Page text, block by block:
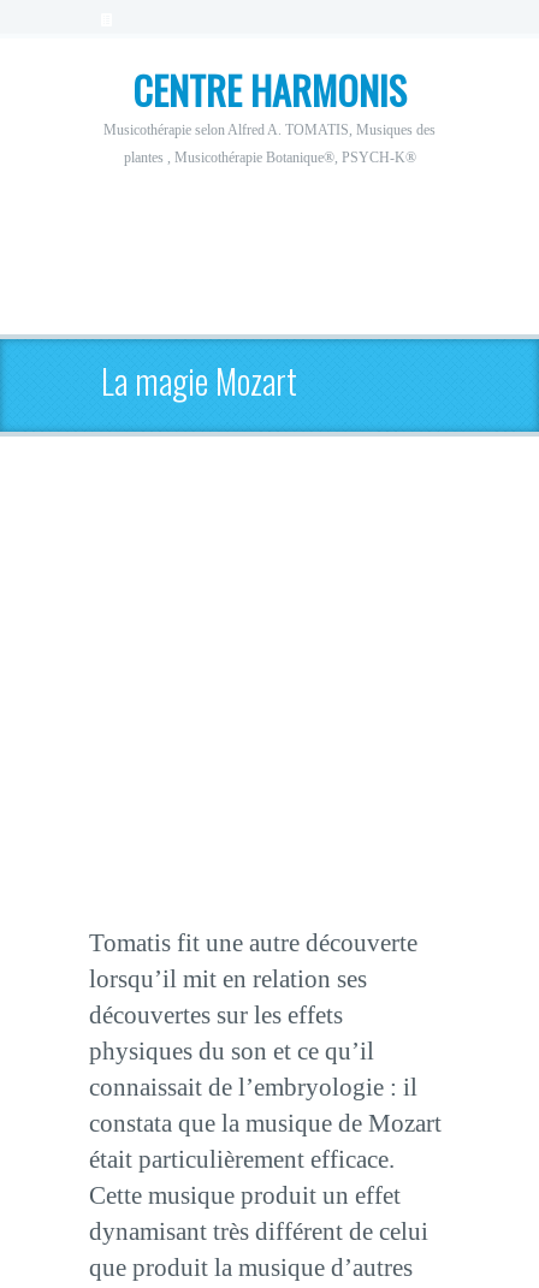
CENTRE HARMONIS
Musicothérapie selon Alfred A. TOMATIS, Musiques des
plantes , Musicothérapie Botanique®, PSYCH-K®
La magie Mozart
Tomatis fit une autre découverte
lorsqu’il mit en relation ses
découvertes sur les effets
physiques du son et ce qu’il
connaissait de l’embryologie : il
constata que la musique de Mozart
était particulièrement efficace.
Cette musique produit un effet
dynamisant très différent de celui
que produit la musique d’autres